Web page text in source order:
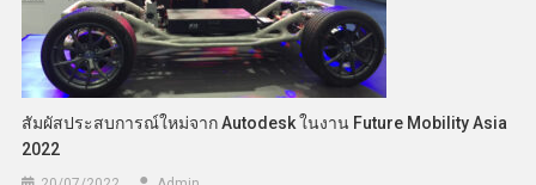
สัมผัสประสบการณ์ใหม่จาก Autodesk ในงาน Future Mobility Asia
2022